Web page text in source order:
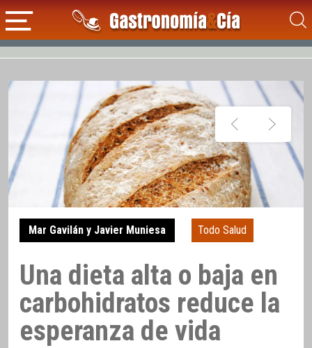
Mar Gavilán y Javier Muniesa Todo Salud
Una dieta alta o baja en
carbohidratos reduce la
esperanza de vida